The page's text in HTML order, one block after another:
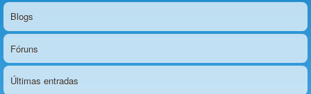
Blogs
Fóruns
Últimas entradas